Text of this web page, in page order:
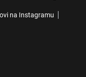
na Instagramu